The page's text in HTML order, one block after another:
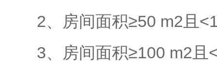
2、房间面积≥50 m2且
3、房间面积≥100 m2且